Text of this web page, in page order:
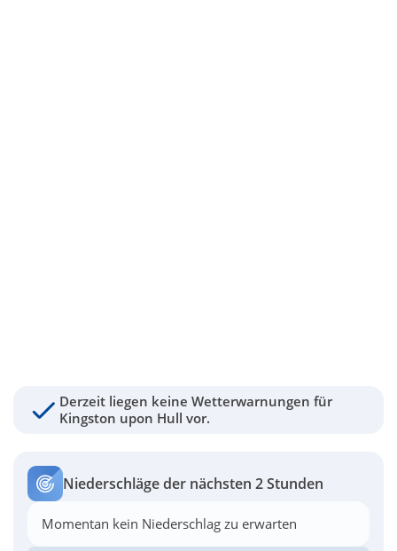
Derzeit liegen keine Wetterwarnungen für
Kingston upon Hull vor.
Niederschläge der nächsten 2 Stunden
Momentan kein Niederschlag zu erwarten